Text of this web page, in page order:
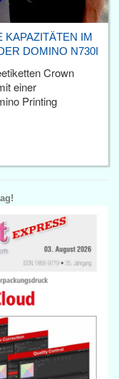
KAPAZITÄTEN IM
DOMINO N730I
Crown
einer
Printing